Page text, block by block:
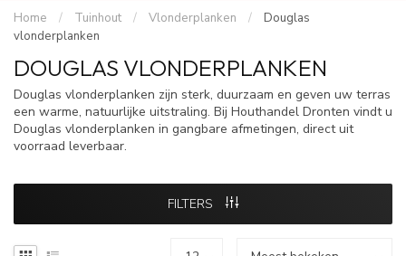
Home / Tuinhout / Vlonderplanken /
Douglas
vlonderplanken
DOUGLAS VLONDERPLANKEN
Douglas vlonderplanken zijn sterk, duurzaam en geven uw terras
een warme, natuurlijke uitstraling. Bij Houthandel Dronten vindt u
Douglas vlonderplanken in gangbare afmetingen, direct uit
voorraad leverbaar.
FILTERS